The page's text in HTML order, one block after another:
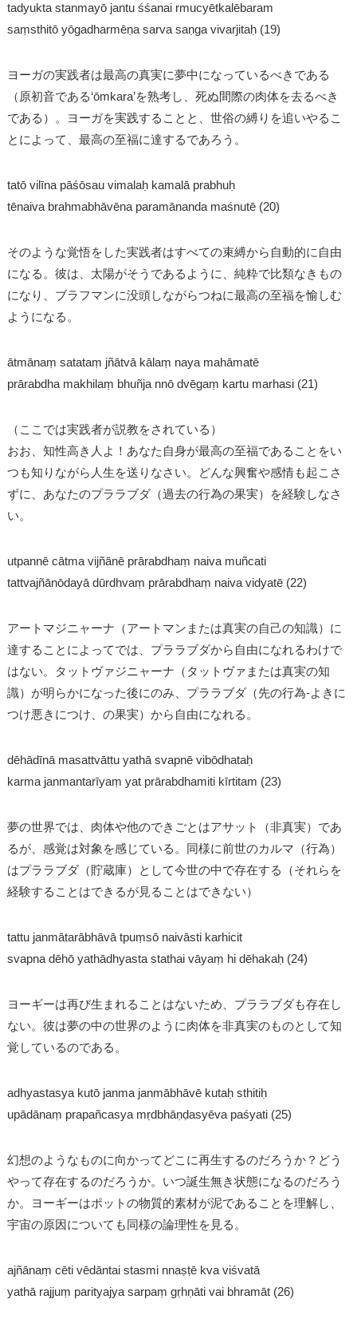
tadyukta stanmayō jantu śśanai rmucyētkalēbaram
saṃsthitō yōgadharmēṇa sarva saṇga vivarjitaḥ (19)
ヨーガの実践者は最高の真実に夢中になっているべきである
（原初音である‘ōmkara’を熟考し、死ぬ間際の肉体を去るべき
である）。ヨーガを実践することと、世俗の縛りを追いやるこ
とによって、最高の至福に達するであろう。
tatō vilīna pāśōsau vimalaḥ kamalā prabhuḥ
tēnaiva brahmabhāvēna paramānanda maśnutē (20)
そのような覚悟をした実践者はすべての束縛から自動的に自由
になる。彼は、太陽がそうであるように、純粋で比類なきもの
になり、ブラフマンに没頭しながらつねに最高の至福を愉しむ
ようになる。
ātmānaṃ satataṃ jñātvā kālaṃ naya mahāmatē
prārabdha makhilaṃ bhuñja nnō dvēgaṃ kartu marhasi (21)
（ここでは実践者が説教をされている）
おお、知性高き人よ！あなた自身が最高の至福であることをい
つも知りながら人生を送りなさい。どんな興奮や感情も起こさ
ずに、あなたのプララブダ（過去の行為の果実）を経験しなさ
い。
utpannē cātma vijñānē prārabdhaṃ naiva muñcati
tattvajñānōdayā dūrdhvaṃ prārabdhaṃ naiva vidyatē (22)
アートマジニャーナ（アートマンまたは真実の自己の知識）に
達することによってでは、プララブダから自由になれるわけで
はない。タットヴァジニャーナ（タットヴァまたは真実の知
識）が明らかになった後にのみ、プララブダ（先の行為-よきに
つけ悪きにつけ、の果実）から自由になれる。
dēhādīnā masattvāttu yathā svapnē vibōdhataḥ
karma janmantarīyaṃ yat prārabdhamiti kīrtitam (23)
夢の世界では、肉体や他のできごとはアサット（非真実）であ
るが、感覚は対象を感じている。同様に前世のカルマ（行為）
はプララブダ（貯蔵庫）として今世の中で存在する（それらを
経験することはできるが見ることはできない）
tattu janmātarābhāvā tpuṃsō naivāsti karhicit
svapna dēhō yathādhyasta stathai vāyaṃ hi dēhakaḥ (24)
ヨーギーは再び生まれることはないため、プララブダも存在し
ない。彼は夢の中の世界のように肉体を非真実のものとして知
覚しているのである。
adhyastasya kutō janma janmābhāvē kutaḥ sthitiḥ
upādānaṃ prapañcasya mṛdbhāṇḍasyēva paśyati (25)
幻想のようなものに向かってどこに再生するのだろうか？どう
やって存在するのだろうか。いつ誕生無き状態になるのだろう
か。ヨーギーはポットの物質的素材が泥であることを理解し、
宇宙の原因についても同様の論理性を見る。
ajñānaṃ cēti vēdāntai stasmi nnaṣṭē kva viśvatā
yathā rajjuṃ parityajya sarpaṃ gṛhṇāti vai bhramāt (26)